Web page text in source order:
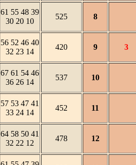
61 55 48 39
30 20 10
525 8
56 52 46 40
32 23 14
420 9 3
67 61 54 46
36 26 14
537 10
57 53 47 41
33 24 14
452 11
64 58 50 41
32 22 12
478 12